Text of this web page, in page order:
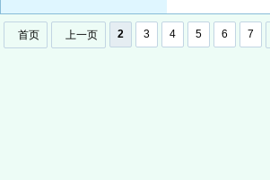
首页 上一页 2 3 4 5 6 7